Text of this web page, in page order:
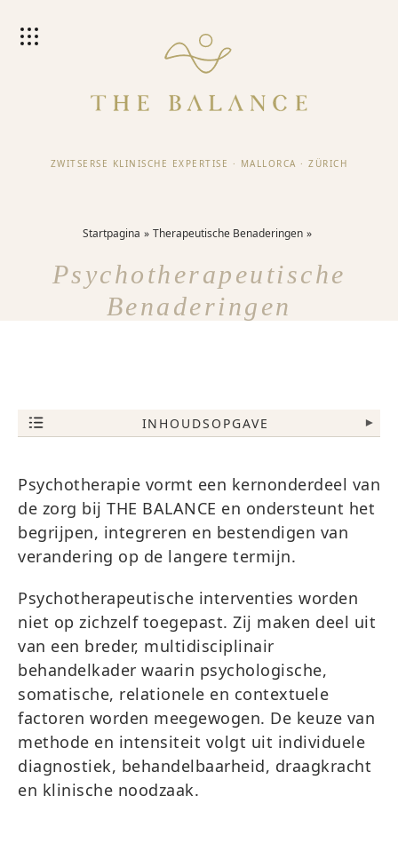
ZWITSERSE KLINISCHE EXPERTISE · MALLORCA · ZÜRICH
Startpagina Therapeutische Benaderingen
Psychotherapeutische
Benaderingen
INHOUDSOPGAVE ▾
Psychotherapie vormt een kernonderdeel van
de zorg bij THE BALANCE en ondersteunt het
begrijpen, integreren en bestendigen van
verandering op de langere termijn.
Psychotherapeutische interventies worden
niet op zichzelf toegepast. Zij maken deel uit
van een breder, multidisciplinair
behandelkader waarin psychologische,
somatische, relationele en contextuele
factoren worden meegewogen. De keuze van
methode en intensiteit volgt uit individuele
diagnostiek, behandelbaarheid, draagkracht
en klinische noodzaak.